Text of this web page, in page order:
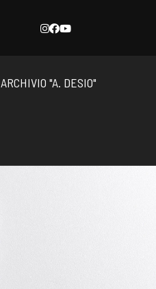
ARCHIVIO "A. DESIO"